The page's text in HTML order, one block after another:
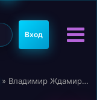
Вход
» Владимир Ждамиров - Южная мечта